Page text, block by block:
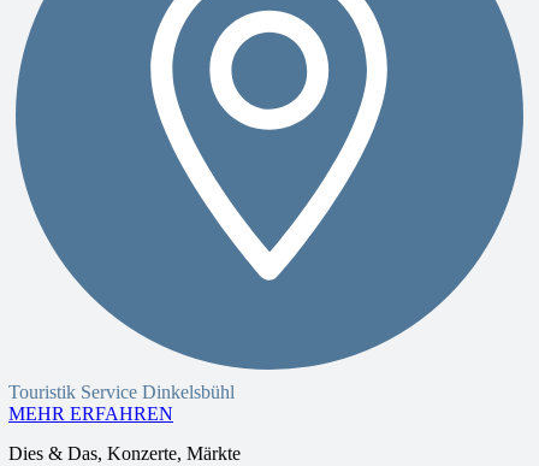
Touristik Service Dinkelsbühl
MEHR ERFAHREN
Dies & Das, Konzerte, Märkte